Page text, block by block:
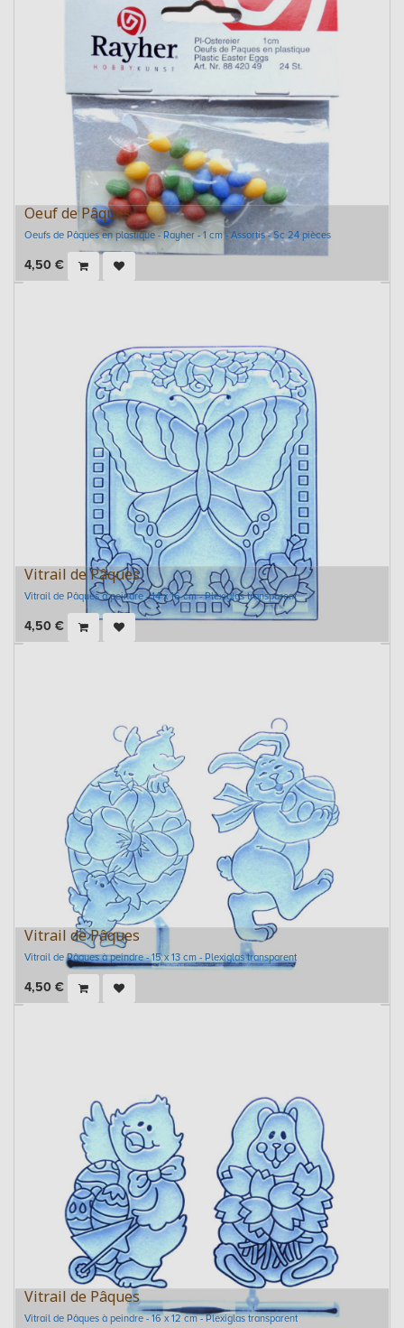
Oeuf de Pâques
Oeufs de Pâques en plastique - Rayher - 1 cm - Assortis - Sc 24 pièces
4,50 €
Vitrail de Pâques
Vitrail de Pâques à peindre - 14 x 16 cm - Plexiglas transparent
4,50 €
Vitrail de Pâques
Vitrail de Pâques à peindre - 15 x 13 cm - Plexiglas transparent
4,50 €
Vitrail de Pâques
Vitrail de Pâques à peindre - 16 x 12 cm - Plexiglas transparent